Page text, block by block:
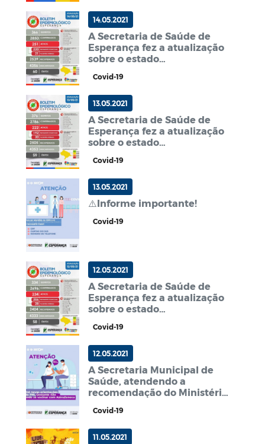
14.05.2021
A Secretaria de Saúde de
Esperança fez a atualização
sobre o estado
no Município.📈
Covid-19
13.05.2021
A Secretaria de Saúde de
Esperança fez a atualização
sobre o estado
no Município.📈
Covid-19
13.05.2021
⚠️Informe importante!
Covid-19
12.05.2021
A Secretaria de Saúde de
Esperança fez a atualização
sobre o estado
no Município.📈
Covid-19
12.05.2021
A Secretaria Municipal de
Saúde, atendendo a
recomendação do Ministério
Covid-19
11.05.2021